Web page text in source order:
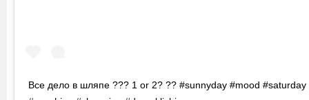
Все дело в шляпе ??? 1 or 2? ?? #sunnyday #mood #saturday